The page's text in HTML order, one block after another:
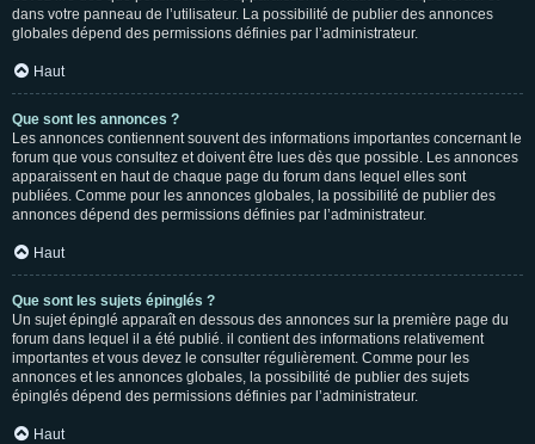
dans votre panneau de l’utilisateur. La possibilité de publier des annonces
globales dépend des permissions définies par l’administrateur.
Haut
Que sont les annonces ?
Les annonces contiennent souvent des informations importantes concernant le
forum que vous consultez et doivent être lues dès que possible. Les annonces
apparaissent en haut de chaque page du forum dans lequel elles sont
publiées. Comme pour les annonces globales, la possibilité de publier des
annonces dépend des permissions définies par l’administrateur.
Haut
Que sont les sujets épinglés ?
Un sujet épinglé apparaît en dessous des annonces sur la première page du
forum dans lequel il a été publié. il contient des informations relativement
importantes et vous devez le consulter régulièrement. Comme pour les
annonces et les annonces globales, la possibilité de publier des sujets
épinglés dépend des permissions définies par l’administrateur.
Haut